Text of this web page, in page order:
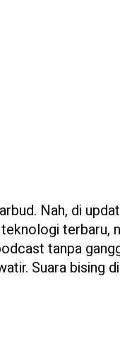
Nah, di
terbaru,
tanpa
Suara bising di